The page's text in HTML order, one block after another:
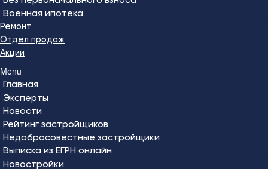
Военная ипотека
Ремонт
Отдел продаж
Акции
Menu
Главная
Эксперты
Новости
Рейтинг застройщиков
Недобросовестные застройщики
Выписка из ЕГРН онлайн
Новостройки